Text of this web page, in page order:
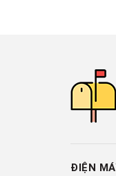
Bộ xử lý
Tần số
60 Hz
Ứng
ĐIỆN